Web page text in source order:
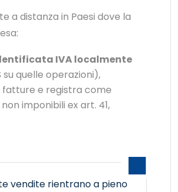
a distanza in Paesi dove la
IVA localmente
su quelle operazioni),
e registra come
imponibili ex art. 41,
vendite rientrano a pieno